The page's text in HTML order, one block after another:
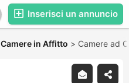
Inserisci un annuncio
Camere in Affitto > Camere ad